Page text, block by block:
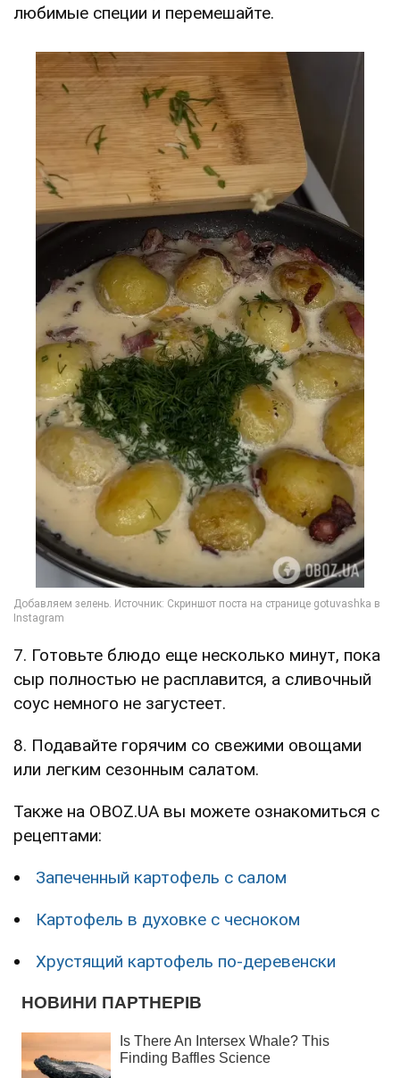
любимые специи и перемешайте.
7. Готовьте блюдо еще несколько минут, пока
сыр полностью не расплавится, а сливочный
соус немного не загустеет.
8. Подавайте горячим со свежими овощами
или легким сезонным салатом.
Также на OBOZ.UA вы можете ознакомиться с
рецептами:
Запеченный картофель с салом
Картофель в духовке с чесноком
Хрустящий картофель по-деревенски